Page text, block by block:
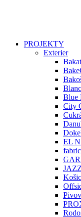
PROJEKTY
Exterier
Blue
City
EL